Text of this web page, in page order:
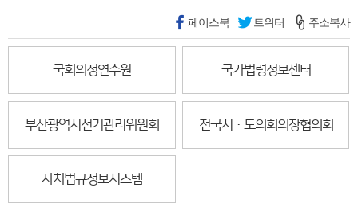
페이스북 트위터 주소복사
국회의정연수원 국가법령정보센터
부산광역시선거관리위원회 전국시·도의회의장협의회
자치법규정보시스템